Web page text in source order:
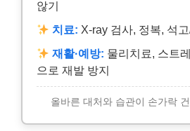
않기
치료: X-ray 검사, 정복, 석
재활·예방: 물리치료, 스트
으로 재발 방지
올바른 대처와 습관이 손가락